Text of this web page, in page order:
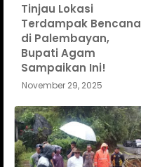
Tinjau Lokasi
Terdampak Bencana
di Palembayan,
Bupati Agam
Sampaikan Ini!
November 29, 2025